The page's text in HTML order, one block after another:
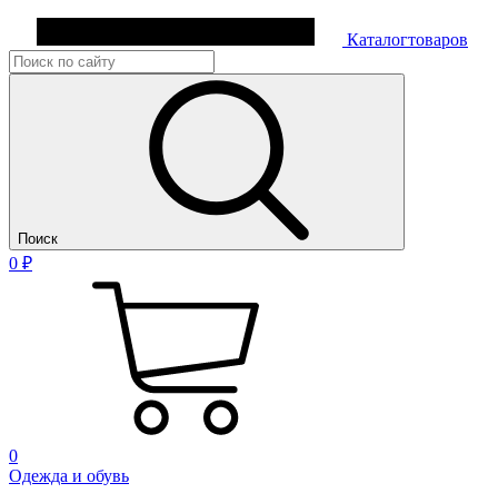
Каталогтоваров
Поиск
0 ₽
0
Одежда и обувь